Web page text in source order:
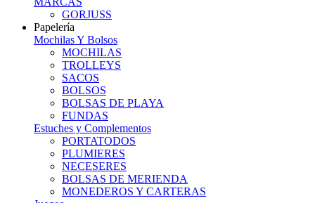
GORJUSS
Papelería
Mochilas Y Bolsos
MOCHILAS
TROLLEYS
SACOS
BOLSOS
BOLSAS DE PLAYA
FUNDAS
Estuches y Complementos
PORTATODOS
PLUMIERES
NECESERES
BOLSAS DE MERIENDA
MONEDEROS Y CARTERAS